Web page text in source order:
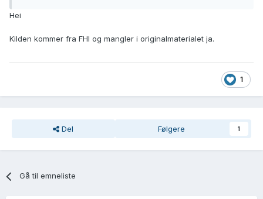
Hei
Kilden kommer fra FHI og mangler i originalmaterialet ja.
1
Del Følgere 1
Gå til emneliste